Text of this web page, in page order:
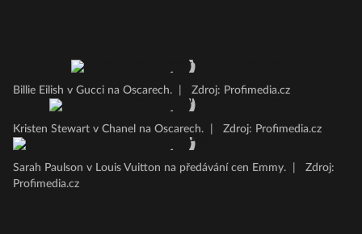
Billie Eilish v Gucci na Oscarech. Zdroj: Profimedia.cz
Kristen Stewart v Chanel na Oscarech. Zdroj: Profimedia.cz
Sarah Paulson v Louis Vuitton na předávání cen Emmy.
Zdroj:
Profimedia.cz